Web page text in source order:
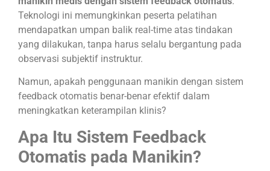
Teknologi ini memungkinkan peserta pelatihan
mendapatkan umpan balik real-time atas tindakan
yang dilakukan, tanpa harus selalu bergantung pada
observasi subjektif instruktur.
Namun, apakah penggunaan manikin dengan sistem
feedback otomatis benar-benar efektif dalam
meningkatkan keterampilan klinis?
Apa Itu Sistem Feedback
Otomatis pada Manikin?